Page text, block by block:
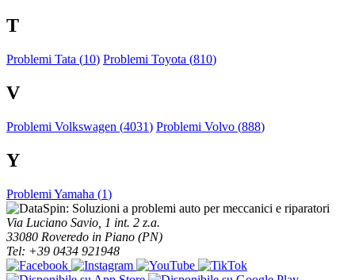
T
Problemi Tata (10) Problemi Toyota (810)
V
Problemi Volkswagen (4031) Problemi Volvo (888)
Y
Problemi Yamaha (1)
Via Luciano Savio, 1 int. 2 z.a.
33080 Roveredo in Piano (PN)
Tel: +39 0434 921948